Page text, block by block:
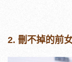
2. 刪不掉的前